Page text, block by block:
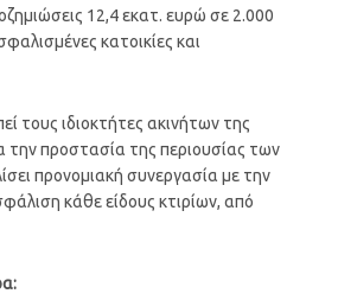
12,4 εκατ. ευρώ σε 2.000
κατοικίες και
τους ιδιοκτήτες ακινήτων της
την προστασία της περιουσίας των
προνομιακή συνεργασία με την
κάθε είδους κτιρίων, από